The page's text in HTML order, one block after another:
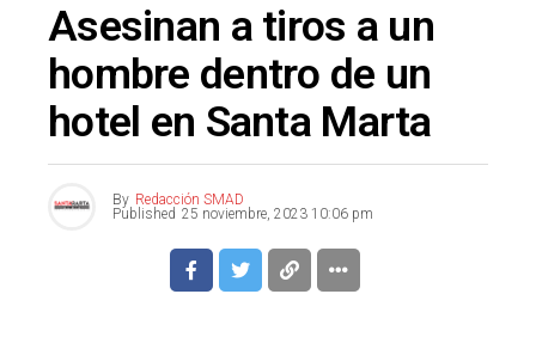
Asesinan a tiros a un
hombre dentro de un
hotel en Santa Marta
By Redacción SMAD
Published 25 noviembre, 2023 10:06 pm